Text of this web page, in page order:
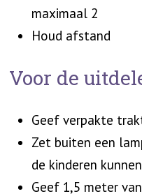
maximaal 2
Houd afstand
Voor de
Geef verpakte
Zet buiten een
de kinderen
Geef 1,5 meter